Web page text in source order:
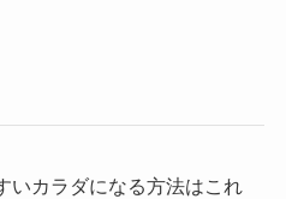
いカラダになる方法はこれ